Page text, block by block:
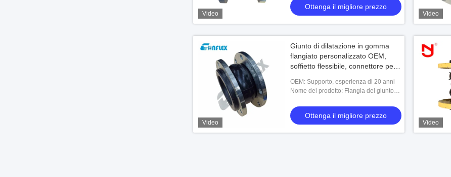
Video
Ottenga il migliore prezzo
Video
Video
Giunto di dilatazione in gomma
flangiato personalizzato OEM,
soffietto flessibile, connettore per
OEM: Supporto, esperienza di 20 anni
Nome del prodotto: Flangia del giunto
flangia del giunto di dilatazione del tubo
pe
Ottenga il migliore prezzo
Video